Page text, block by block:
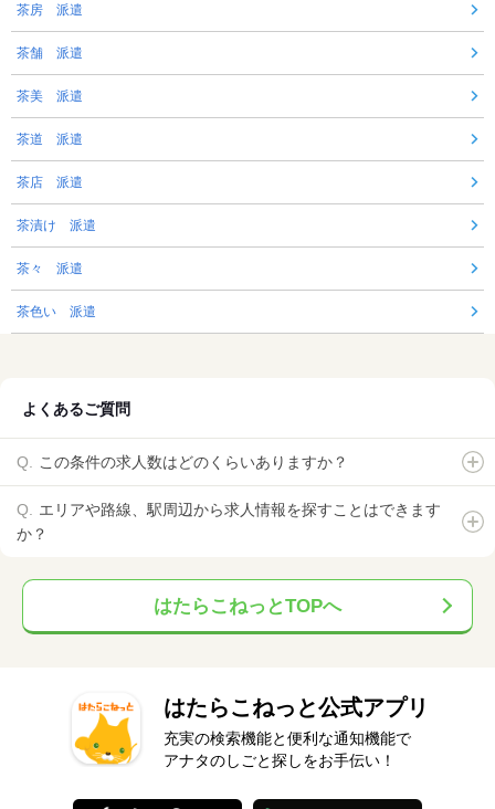
茶房 派遣
茶舗 派遣
茶美 派遣
茶道 派遣
茶店 派遣
茶漬け 派遣
茶々 派遣
茶色い 派遣
よくあるご質問
この条件の求人数はどのくらいありますか？
エリアや路線、駅周辺から求人情報を探すことはできます
か？
はたらこねっとTOPへ
はたらこねっと公式アプリ
充実の検索機能と便利な通知機能で
アナタのしごと探しをお手伝い！